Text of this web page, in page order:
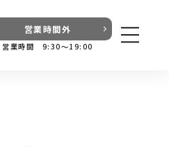
営業時間外
営業時間 9:30〜19:00